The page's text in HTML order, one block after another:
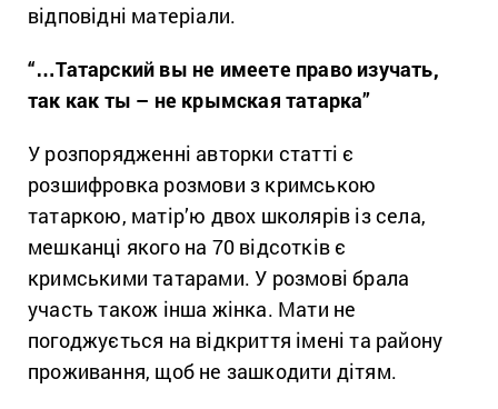
відповідні матеріали.
“…Татарский вы не имеете право изучать,
так как ты – не крымская татарка”
У розпорядженні авторки статті є
розшифровка розмови з кримською
татаркою, матір’ю двох школярів із села,
мешканці якого на 70 відсотків є
кримськими татарами. У розмові брала
участь також інша жінка. Мати не
погоджується на відкриття імені та району
проживання, щоб не зашкодити дітям.